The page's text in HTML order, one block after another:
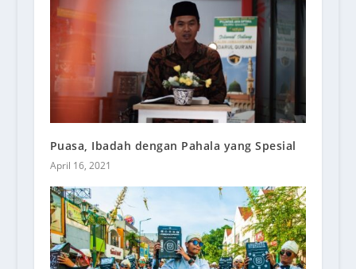
Puasa, Ibadah dengan Pahala yang Spesial
April 16, 2021